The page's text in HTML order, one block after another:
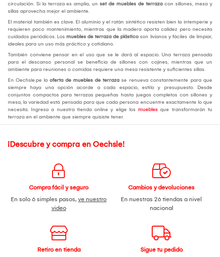
circulación. Si la terraza es amplia, un set de muebles de terraza con sillones, mesa y
sillas aprovecha mejor el ambiente.
El material también es clave. El aluminio y el ratán sintético resisten bien la intemperie y
requieren poco mantenimiento, mientras que la madera aporta calidez pero necesita
cuidados periódicos. Los muebles de terraza de plástico son livianos y fáciles de limpiar,
ideales para un uso más práctico y cotidiano.
También conviene pensar en el uso que se le dará al espacio. Una terraza pensada
para el descanso personal se beneficia de sillones con cojines, mientras que un
ambiente para reuniones o comidas requiere una mesa resistente y suficientes sillas.
En Oechsle.pe la oferta de muebles de terraza se renueva constantemente para que
siempre haya una opción acorde a cada espacio, estilo y presupuesto. Desde
conjuntos compactos para terrazas pequeñas hasta juegos completos con sillones y
mesa, la variedad está pensada para que cada persona encuentre exactamente lo que
necesita. Ingresa a nuestra tienda online y elige los muebles que transformarán tu
terraza en el ambiente que siempre quisiste tener.
¡Descubre y compra en Oechsle!
Compra fácil y seguro
En solo 6 simples pasos, ve nuestro
video
Cambios y devoluciones
En nuestras 26 tiendas a nivel
nacional
Retiro en tienda
Sigue tu pedido